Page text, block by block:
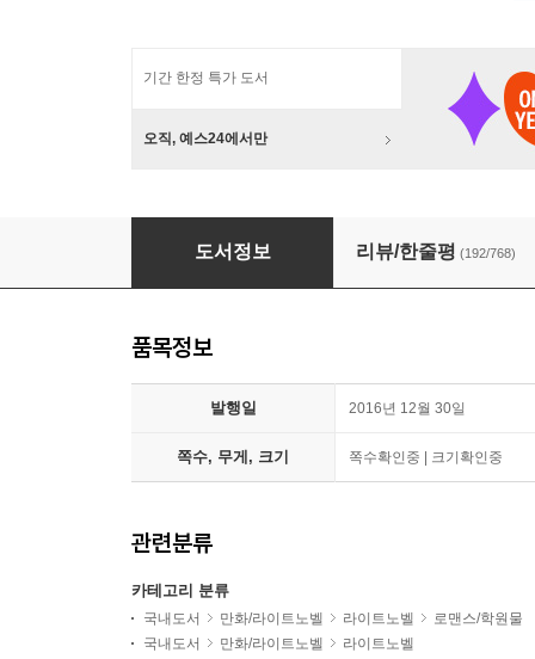
기간 한정 특가 도서
오직, 예스24에서만
너의 이름은 + 너의 이름은. Another Side :
도서정보 리뷰/한줄평 (192/768)
품목정보
발행일 2016년 12월 30일
쪽수, 무게, 크기 쪽수확인중 | 크기확인중
관련분류
카테고리 분류
국내도서 만화/라이트노벨 라이트노벨
로맨스/학원물
국내도서
만화/라이트노벨
라이트노벨